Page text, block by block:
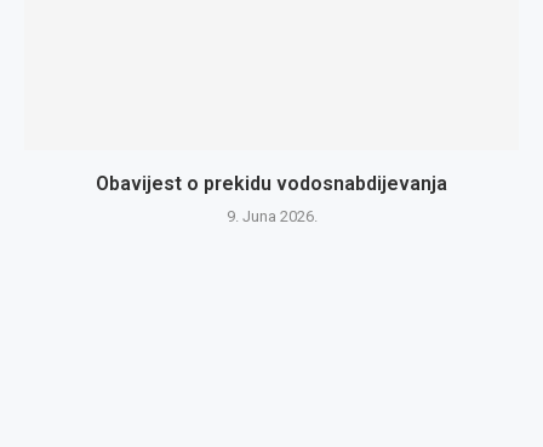
Obavijest o prekidu vodosnabdijevanja
9. Juna 2026.